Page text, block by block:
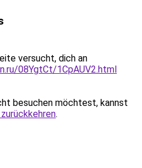
versucht, dich an
08YgtCt/1CpAUV2.html
besuchen möchtest, kannst
.